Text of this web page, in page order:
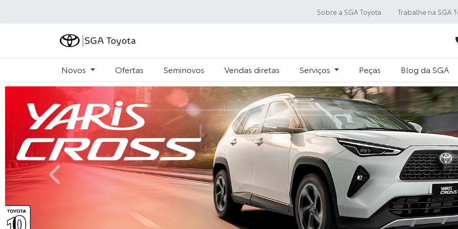
Sobre a SGA Toyota Trabalhe na SGA
Novos Ofertas Seminovos Vendas diretas Serviços Peças Blog da SGA
templates.template-01.components.carousel.texts.control_prev